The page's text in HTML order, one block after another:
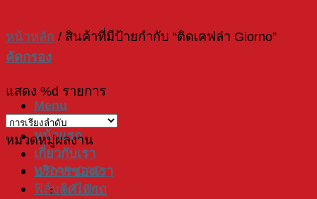
Menu
หน้าแรก
เกี่ยวกับเรา
บริการของเรา
พรีเมียม
หน้าหลัก / สินค้าที่มีป้ายกำกับ “ติดเคฟล่า Giorno”
คัดกรอง
แสดง %d รายการ
หมวดหมู่ผลงาน
WRAP CAR
ฟิล์มติดไฟรถ